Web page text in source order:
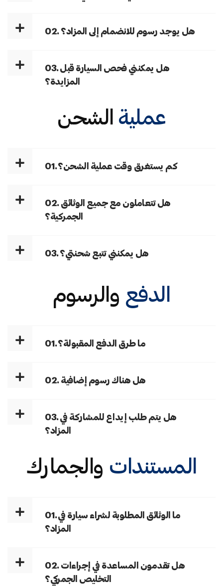
02. هل يوجد رسوم للانضمام إلى المزاد؟
03. هل يمكنني فحص السيارة قبل
المزايدة؟
عملية الشحن
01. كم يستغرق وقت عملية الشحن؟
02. هل تتعاملون مع جميع الوثائق
الجمركية؟
03. هل يمكنني تتبع شحنتي؟
الدفع والرسوم
01. ما طرق الدفع المقبولة؟
02. هل هناك رسوم إضافية
03. هل يتم طلب إيداع للمشاركة في
المزاد؟
المستندات والجمارك
01. ما الوثائق المطلوبة لشراء سيارة في
المزاد؟
02. هل تقدمون المساعدة في إجراءات
التخليص الجمركي؟